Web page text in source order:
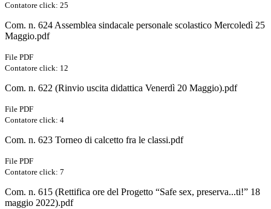
Contatore click: 25
Com. n. 624 Assemblea sindacale personale scolastico Mercoledì 25
Maggio.pdf
File PDF
Contatore click: 12
Com. n. 622 (Rinvio uscita didattica Venerdì 20 Maggio).pdf
File PDF
Contatore click: 4
Com. n. 623 Torneo di calcetto fra le classi.pdf
File PDF
Contatore click: 7
Com. n. 615 (Rettifica ore del Progetto “Safe sex, preserva...ti!” 18
maggio 2022).pdf